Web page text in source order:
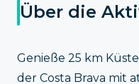
Über die
Genieße 25 km
der Costa Brava mit